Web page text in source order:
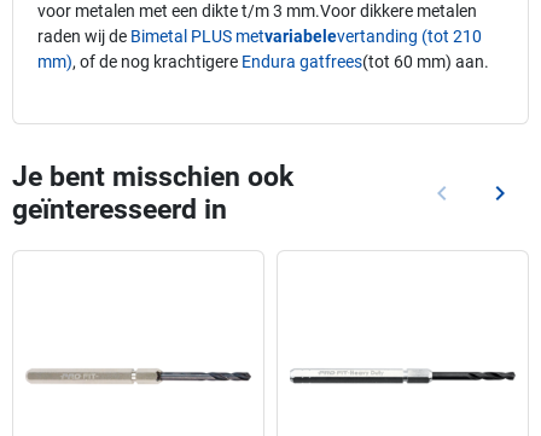
voor metalen met een dikte t/m 3 mm.Voor dikkere metalen
raden wij de Bimetal PLUS metvariabelevertanding (tot 210
mm), of de nog krachtigere Endura gatfrees(tot 60 mm) aan.
Je bent misschien ook
geïnteresseerd in
Vorige
keyboard_arrow_left keyboard_arrow_right